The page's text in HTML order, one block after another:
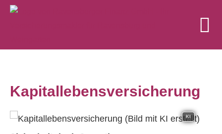
Ka­pi­tal­le­bens­ver­si­che­rung
KI